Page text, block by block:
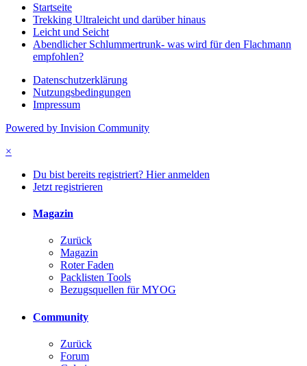
Startseite
Trekking Ultraleicht und darüber hinaus
Leicht und Seicht
Abendlicher Schlummertrunk- was wird für den Flachmann
empfohlen?
Datenschutzerklärung
Nutzungsbedingungen
Impressum
Powered by Invision Community
×
Du bist bereits registriert? Hier anmelden
Jetzt registrieren
Magazin
Zurück
Magazin
Roter Faden
Packlisten Tools
Bezugsquellen für MYOG
Community
Zurück
Forum